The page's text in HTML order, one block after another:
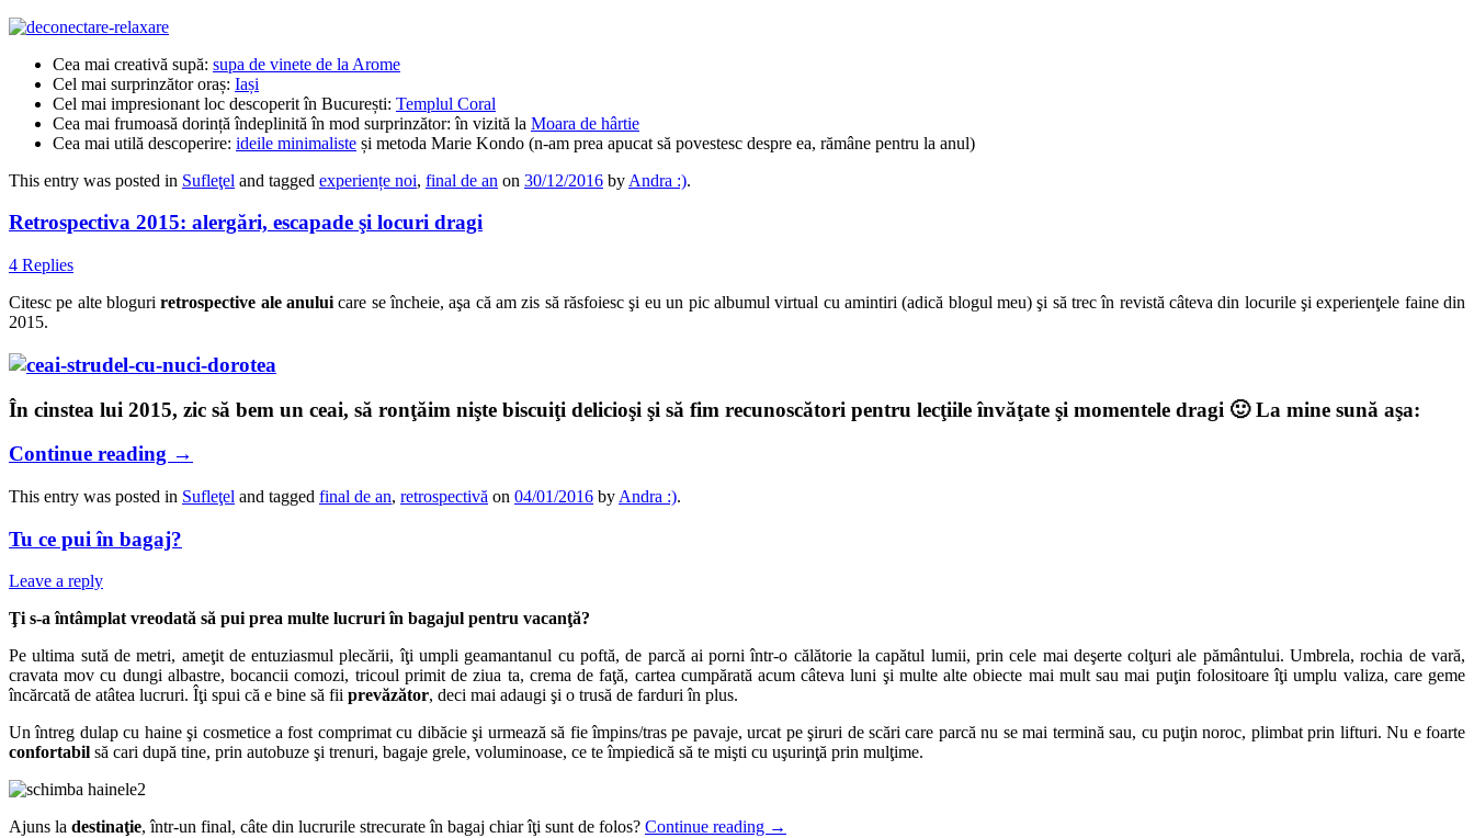
Cea mai creativă supă: supa de vinete de la Arome
Cel mai surprinzător oraș: Iași
Cel mai impresionant loc descoperit în București: Templul Coral
Cea mai frumoasă dorință îndeplinită în mod surprinzător: în vizită la Moara de hârtie
Cea mai utilă descoperire: ideile minimaliste și metoda Marie Kondo (n-am prea apucat să povestesc despre ea, rămâne pentru la anul)
This entry was posted in Sufleţel and tagged experiențe noi, final de an on 30/12/2016 by Andra :).
Retrospectiva 2015: alergări, escapade şi locuri dragi
4 Replies
Citesc pe alte bloguriretrospective ale anului care se încheie, aşa că am zis să răsfoiesc şi eu un pic albumul virtual cu amintiri (adică blogul meu) şi să trec în revistă câteva din locurile şi experienţele faine din
2015.
În cinstea lui 2015, zic să bem un ceai, să ronţăim nişte biscuiţi delicioşi şi să fim recunoscători pentru lecţiile învăţate şi momentele dragi 🙂 La mine sună aşa:
Continue reading →
This entry was posted in Sufleţel and tagged final de an, retrospectivă on 04/01/2016 by Andra :).
Tu ce pui în bagaj?
Leave a reply
Ţi s-a întâmplat vreodată să pui prea multe lucruri în bagajul pentru vacanţă?
Pe ultima sută de metri, ameţit de entuziasmul plecării, îţi umpli geamantanul cu poftă, de parcă ai porni într-o călătorie la capătul lumii, prin cele mai deşerte colţuri ale pământului. Umbrela, rochia de vară,
cravata mov cu dungi albastre, bocancii comozi, tricoul primit de ziua ta, crema de faţă, cartea cumpărată acum câteva luni şi multe alte obiecte mai mult sau mai puţin folositoare îţi umplu valiza, care geme
încărcată de atâtea lucruri. Îţi spui că e bine să fii prevăzător, deci mai adaugi şi o trusă de farduri în plus.
Un întreg dulap cu haine şi cosmetice a fost comprimat cu dibăcie şi urmează să fie împins/tras pe pavaje, urcat pe şiruri de scări care parcă nu se mai termină sau, cu puţin noroc, plimbat prin lifturi. Nu e foarte
confortabil să cari după tine, prin autobuze şi trenuri, bagaje grele, voluminoase, ce te împiedică să te mişti cu uşurinţă prin mulţime.
Ajuns la destinaţie, într-un final, câte din lucrurile strecurate în bagaj chiar îţi sunt de folos? Continue reading →